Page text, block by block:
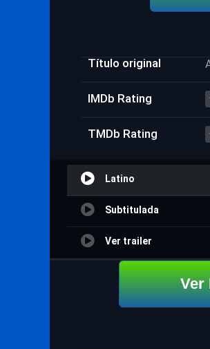
Título original
IMDb Rating
TMDb Rating
Latino
Subtitulada
Ver trailer
Ver